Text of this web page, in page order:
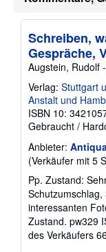
Schreiben,
Gespräche,
Augstein, Rudolf
Verlag: Stuttgart
Anstalt und
ISBN 10:
Gebraucht /
Anbieter:
(Verkäufer mit 5
Pp. Zustand:
interessanten
Zustand. pw329
des Verkäufers